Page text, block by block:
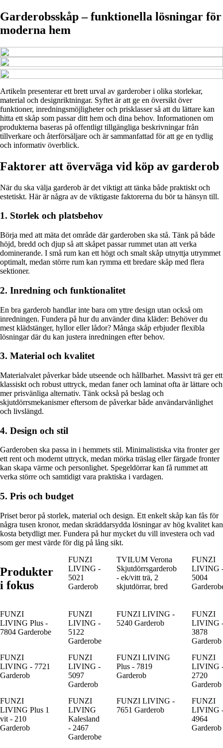
Garderobsskåp – funktionella lösningar för
moderna hem
Artikeln presenterar ett brett urval av garderober i olika storlekar,
material och designriktningar. Syftet är att ge en översikt över
funktioner, inredningsmöjligheter och prisklasser så att du lättare kan
hitta ett skåp som passar ditt hem och dina behov. Informationen om
produkterna baseras på offentligt tillgängliga beskrivningar från
tillverkare och återförsäljare och är sammanfattad för att ge en tydlig
och informativ överblick.
Faktorer att överväga vid köp av garderob
När du ska välja garderob är det viktigt att tänka både praktiskt och
estetiskt. Här är några av de viktigaste faktorerna du bör ta hänsyn till.
1. Storlek och platsbehov
Börja med att mäta det område där garderoben ska stå. Tänk på både
höjd, bredd och djup så att skåpet passar rummet utan att verka
dominerande. I små rum kan ett högt och smalt skåp utnyttja utrymmet
optimalt, medan större rum kan rymma ett bredare skåp med flera
sektioner.
2. Inredning och funktionalitet
En bra garderob handlar inte bara om yttre design utan också om
inredningen. Fundera på hur du använder dina kläder: Behöver du
mest klädstänger, hyllor eller lådor? Många skåp erbjuder flexibla
lösningar där du kan justera inredningen efter behov.
3. Material och kvalitet
Materialvalet påverkar både utseende och hållbarhet. Massivt trä ger ett
klassiskt och robust uttryck, medan faner och laminat ofta är lättare och
mer prisvänliga alternativ. Tänk också på beslag och
skjutdörrsmekanismer eftersom de påverkar både användarvänlighet
och livslängd.
4. Design och stil
Garderoben ska passa in i hemmets stil. Minimalistiska vita fronter ger
ett rent och modernt uttryck, medan mörka träslag eller färgade fronter
kan skapa värme och personlighet. Spegeldörrar kan få rummet att
verka större och samtidigt vara praktiska i vardagen.
5. Pris och budget
Priset beror på storlek, material och design. Ett enkelt skåp kan fås för
några tusen kronor, medan skräddarsydda lösningar av hög kvalitet kan
kosta betydligt mer. Fundera på hur mycket du vill investera och vad
som ger mest värde för dig på lång sikt.
Produkter
i fokus
FUNZI
LIVING -
5021
Garderob
TVILUM Verona
Skjutdörrsgarderob
- ek/vitt trä, 2
skjutdörrar, bred
FUNZI
LIVING
5004
FUNZI
LIVING Plus -
7804 Garderobe
FUNZI
LIVING -
5122
Garderobe
FUNZI LIVING -
5240 Garderob
FUNZI
LIVING
3878
Garderob
FUNZI
LIVING - 7721
Garderob
FUNZI
LIVING -
5097
Garderob
FUNZI LIVING
Plus - 7819
Garderob
FUNZI
LIVING
2720
Garderob
FUNZI
LIVING Plus 1
vit - 210
Garderob
FUNZI
LIVING
Kalesland
- 2467
Garderobe
FUNZI LIVING -
7651 Garderob
FUNZI
LIVING
4964
Garderob